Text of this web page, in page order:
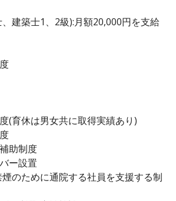
、建築士1、2級):月額20,000円を支給
(育休は男女共に取得実績あり)
助制度
ー設置
煙のために通院する社員を支援する制